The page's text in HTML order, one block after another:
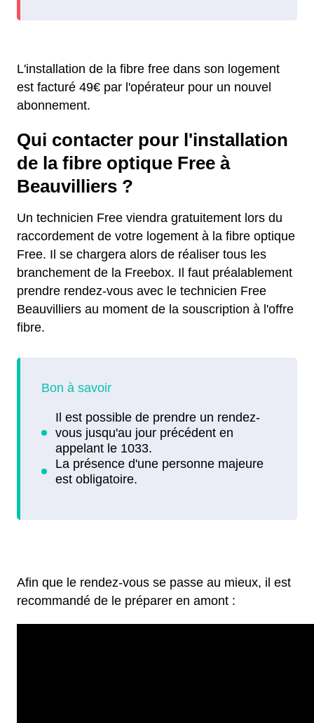
L'installation de la fibre free dans son logement
est facturé 49€ par l'opérateur pour un nouvel
abonnement.
Qui contacter pour l'installation
de la fibre optique Free à
Beauvilliers ?
Un technicien Free viendra gratuitement lors du
raccordement de votre logement à la fibre optique
Free. Il se chargera alors de réaliser tous les
branchement de la Freebox. Il faut préalablement
prendre rendez-vous avec le technicien Free
Beauvilliers au moment de la souscription à l'offre
fibre.
Afin que le rendez-vous se passe au mieux, il est
recommandé de le préparer en amont :